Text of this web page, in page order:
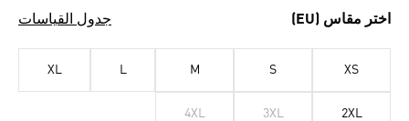
اختر مقاس (EU) جدول القياسات
XS
S
M
L
XL
2XL
3XL
4XL